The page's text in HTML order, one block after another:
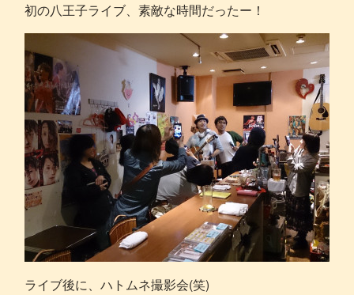
初の八王子ライブ、素敵な時間だったー！
ライブ後に、ハトムネ撮影会(笑)